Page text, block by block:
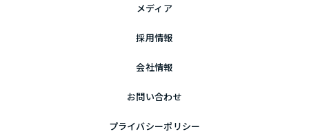
メディア
採用情報
会社情報
お問い合わせ
プライバシーポリシー